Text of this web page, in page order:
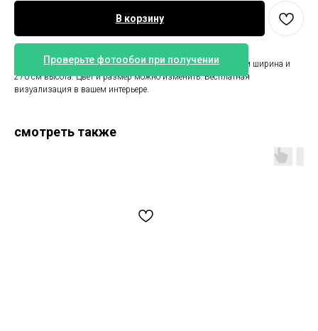
Проверьте фотообои при получении
В корзину
Фотообои детские с Гагариным. Стандартный размер 350 см ширина и
270 см высота. Цвет и размер можно изменить. Бесплатная
визуализация в вашем интерьере.
смотреть также